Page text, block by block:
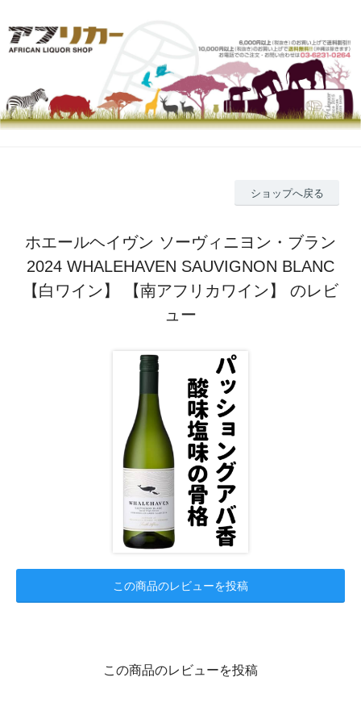
ショップへ戻る
ホエールヘイヴン ソーヴィニヨン・ブラン
2024 WHALEHAVEN SAUVIGNON BLANC
【白ワイン】 【南アフリカワイン】 のレビ
ュー
この商品のレビューを投稿
この商品のレビューを投稿